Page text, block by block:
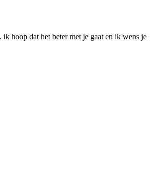
hoop dat het beter met je gaat en ik wens je